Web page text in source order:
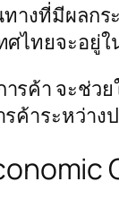
ทางที่มีผลก
ศไทยจะอยู่
รค้า จะช่ว
รค้าระหว่า